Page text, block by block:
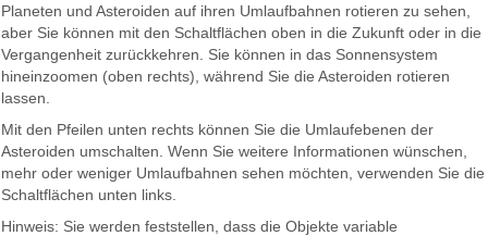
Planeten und Asteroiden auf ihren Umlaufbahnen rotieren zu sehen,
aber Sie können mit den Schaltflächen oben in die Zukunft oder in die
Vergangenheit zurückkehren. Sie können in das Sonnensystem
hineinzoomen (oben rechts), während Sie die Asteroiden rotieren
lassen.
Mit den Pfeilen unten rechts können Sie die Umlaufebenen der
Asteroiden umschalten. Wenn Sie weitere Informationen wünschen,
mehr oder weniger Umlaufbahnen sehen möchten, verwenden Sie die
Schaltflächen unten links.
Hinweis: Sie werden feststellen, dass die Objekte variable